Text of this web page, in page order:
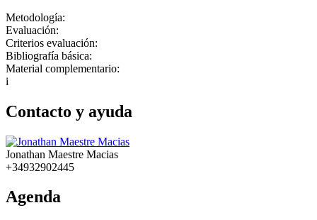
Metodología:
Evaluación:
Criterios evaluación:
Bibliografía básica:
Material complementario:
i
Contacto y ayuda
Jonathan Maestre Macias
+34932902445
Agenda